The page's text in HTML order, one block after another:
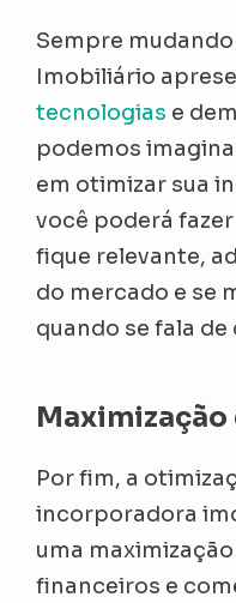
Sempre
Imobiliário
tecnologias e
podemos
em otimizar sua
você poderá
fique relevante,
do mercado e se
quando se fala
Por fim, a
incorporadora
uma
financeiros e